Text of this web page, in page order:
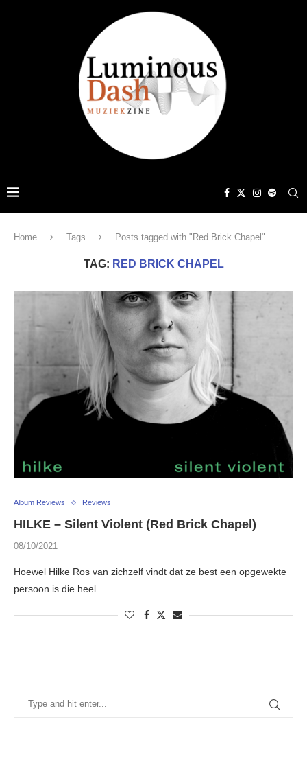
Home Tags Posts tagged with "Red Brick Chapel"
TAG: RED BRICK CHAPEL
Album Reviews Reviews
HILKE – Silent Violent (Red Brick Chapel)
08/10/2021
Hoewel Hilke Ros van zichzelf vindt dat ze best een opgewekte
persoon is die heel …